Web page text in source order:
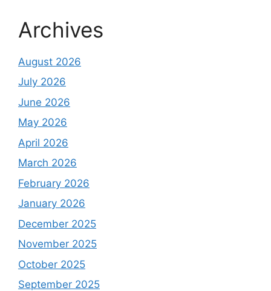
Archives
August 2026
July 2026
June 2026
May 2026
April 2026
March 2026
February 2026
January 2026
December 2025
November 2025
October 2025
September 2025